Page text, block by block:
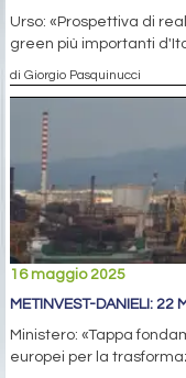
Urso: «Prospettiva di
green più importanti
di Giorgio Pasquinucci
16 maggio 2025
METINVEST-DANIELI: 22
Ministero: «Tappa
europei per la